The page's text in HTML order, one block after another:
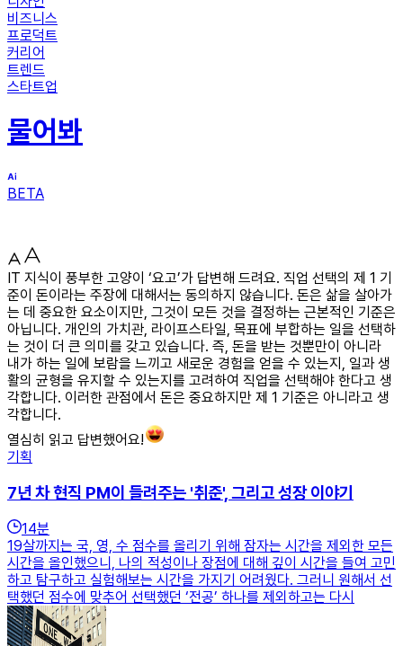
비즈니스
프로덕트
커리어
트렌드
스타트업
물어봐
BETA
IT 지식이 풍부한 고양이 ‘요고’가 답변해 드려요. 직업 선택의 제 1 기
준이 돈이라는 주장에 대해서는 동의하지 않습니다. 돈은 삶을 살아가
는 데 중요한 요소이지만, 그것이 모든 것을 결정하는 근본적인 기준은
아닙니다. 개인의 가치관, 라이프스타일, 목표에 부합하는 일을 선택하
는 것이 더 큰 의미를 갖고 있습니다. 즉, 돈을 받는 것뿐만이 아니라
내가 하는 일에 보람을 느끼고 새로운 경험을 얻을 수 있는지, 일과 생
활의 균형을 유지할 수 있는지를 고려하여 직업을 선택해야 한다고 생
각합니다. 이러한 관점에서 돈은 중요하지만 제 1 기준은 아니라고 생
각합니다.
열심히 읽고 답변했어요!
기획
7년 차 현직 PM이 들려주는 '취준', 그리고 성장 이야기
14분
19살까지는 국, 영, 수 점수를 올리기 위해 잠자는 시간을 제외한 모든
시간을 올인했으니, 나의 적성이나 장점에 대해 깊이 시간을 들여 고민
하고 탐구하고 실험해보는 시간을 가지기 어려웠다. 그러니 원해서 선
택했던 점수에 맞추어 선택했던 ‘전공’ 하나를 제외하고는 다시